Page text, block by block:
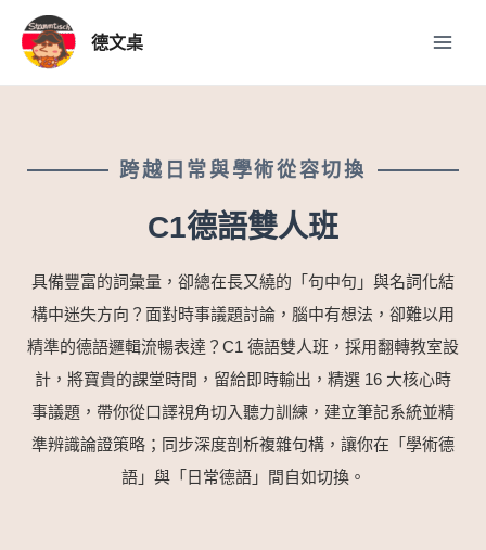
要
德文桌
跨越日常與學術從容切換
C1德語雙人班
具備豐富的詞彙量，卻總在長又繞的「句中句」與名詞化結
構中迷失方向？面對時事議題討論，腦中有想法，卻難以用
精準的德語邏輯流暢表達？C1 德語雙人班，採用翻轉教室設
計，將寶貴的課堂時間，留給即時輸出，精選 16 大核心時
事議題，帶你從口譯視角切入聽力訓練，建立筆記系統並精
準辨識論證策略；同步深度剖析複雜句構，讓你在「學術德
語」與「日常德語」間自如切換。